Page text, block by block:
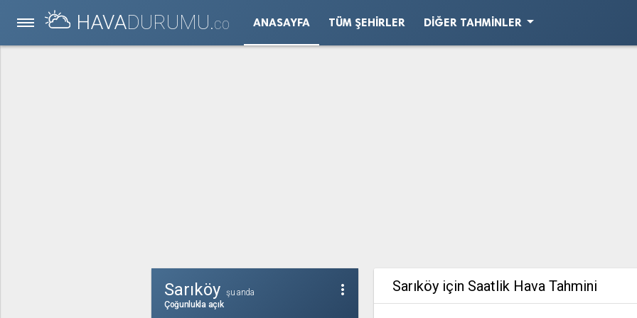
HAVADURUMU.CO ANASAYFA TÜM ŞEHIRLER DIĞER TAHMINLERarrow_drop_down
more_vert
Sarıköy şu anda
Çoğunlukla açık
Sarıköy için Saatlik Hava Tahmini